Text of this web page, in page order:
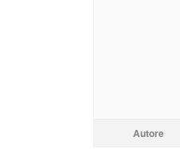
Autore